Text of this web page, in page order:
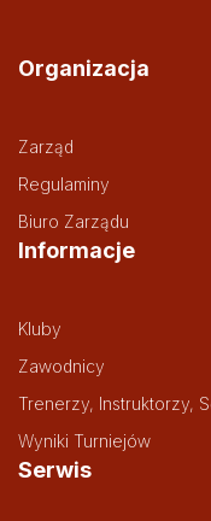
Organizacja
Zarząd
Regulaminy
Biuro Zarządu
Informacje
Kluby
Zawodnicy
Trenerzy, Instruktorzy,
Wyniki Turniejów
Serwis